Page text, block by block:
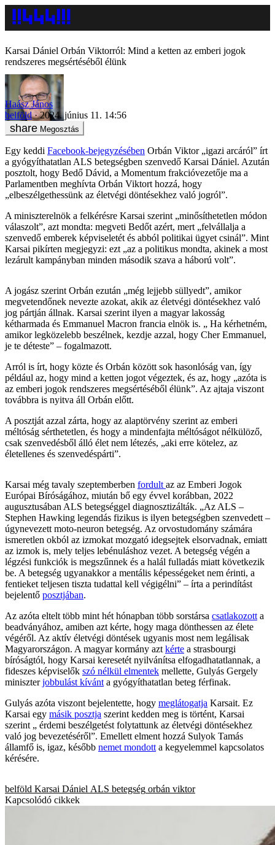
Karsai Dániel Orbán Viktorról: Mind a ketten az emberi jogok
rendszeres megsértéséből élünk
Haász János
belföld
2024. június 11. 14:56
Megosztás
Egy keddi Facebook-bejegyzésében Orbán Viktor „igazi arcáról” írt
a gyógyíthatatlan ALS betegségben szenvedő Karsai Dániel. Azután
posztolt, hogy Bedő Dávid, a Momentum frakcióvezetője ma a
Parlamentben meghívta Orbán Viktort hozzá, hogy
„elbeszélgethessünk az életvégi döntésekhez való jogról”.
A miniszterelnök a felkérésre Karsai szerint „minősíthetetlen módon
válaszolt”, azt mondta: megveti Bedőt azért, mert „felvállalja a
szenvedő emberek képviseletét és abból politikai ügyet csinál”. Mint
Karsai pikírten megjegyzi: ezt „az a politikus mondta, akinek a most
lezárult kampányban minden második szava a háború volt”.
A jogász szerint Orbán ezután „még lejjebb süllyedt”, amikor
megvetendőnek nevezte azokat, akik az életvégi döntésekhez való
jog pártján állnak. Karsai szerint ilyen a magyar lakosság
kétharmada és Emmanuel Macron francia elnök is. „ Ha kérhetném,
amikor legközelebb beszélnek, kezdje azzal, hogy Cher Emmanuel,
je te déteste” – fogalmazott.
Arról is írt, hogy közte és Orbán között sok hasonlóság van, így
például az, hogy mind a ketten jogot végeztek, és az, hogy „azóta is
az emberi jogok rendszeres megsértéséből élünk”. Az ajtaja viszont
továbbra is nyitva áll Orbán előtt.
A posztját azzal zárta, hogy az alaptörvény szerint az emberi
méltóság sérthetetlen, és hogy a mindenfajta méltóságot nélkülöző,
csak szenvedésből álló élet nem létezés, „aki erre kötelez, az
életellenes és szenvedéspárti”.
Karsai még tavaly szeptemberben fordult az az Emberi Jogok
Európai Bíróságához, miután bő egy évvel korábban, 2022
augusztusában ALS betegséggel diagnosztizálták. „Az ALS –
Stephen Hawking legendás fizikus is ilyen betegségben szenvedett –
úgynevezett moto-neuron betegség. Az orvostudomány számára
ismeretlen okból az izmokat mozgató idegsejtek elsorvadnak, emiatt
az izmok is, mely teljes lebénuláshoz vezet. A betegség végén a
légzési funkciók is megszűnnek és a halál fulladás miatt következik
be. A betegség ugyanakkor a mentális képességeket nem érinti, a
fentieket teljesen tiszta tudattal kell végigélni” – írta a perindítást
bejelentő posztjában.
Az azóta eltelt több mint hét hónapban több sorstársa csatlakozott a
beadványához, amiben azt kérte, hogy maga dönthessen az élete
végéről. Az aktív életvégi döntések ugyanis most nem legálisak
Magyarországon. A magyar kormány azt kérte a strasbourgi
bíróságtól, hogy Karsai keresetét nyilvánítsa elfogadhatatlannak, a
fideszes képviselők szó nélkül elmentek mellette, Gulyás Gergely
miniszterjobbulást kívánt a gyógyíthatatlan beteg férfinak.
Gulyás azóta viszont bejelentette, hogy meglátogatja Karsait. Ez
Karsai egy másik posztja szerint kedden meg is történt, Karsai
szerint „ érdemi beszélgetést folytattunk az életvégi döntésekhez
való jog bevezetéséről”. Emellett elment hozzá Sulyok Tamás
államfő is, igaz, később nemet mondott a kegyelemmel kapcsolatos
kérésére.
belföld Karsai Dániel ALS betegség orbán viktor
Kapcsolódó cikkek